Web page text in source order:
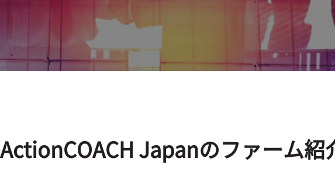
ActionCOACH Japanのファーム紹